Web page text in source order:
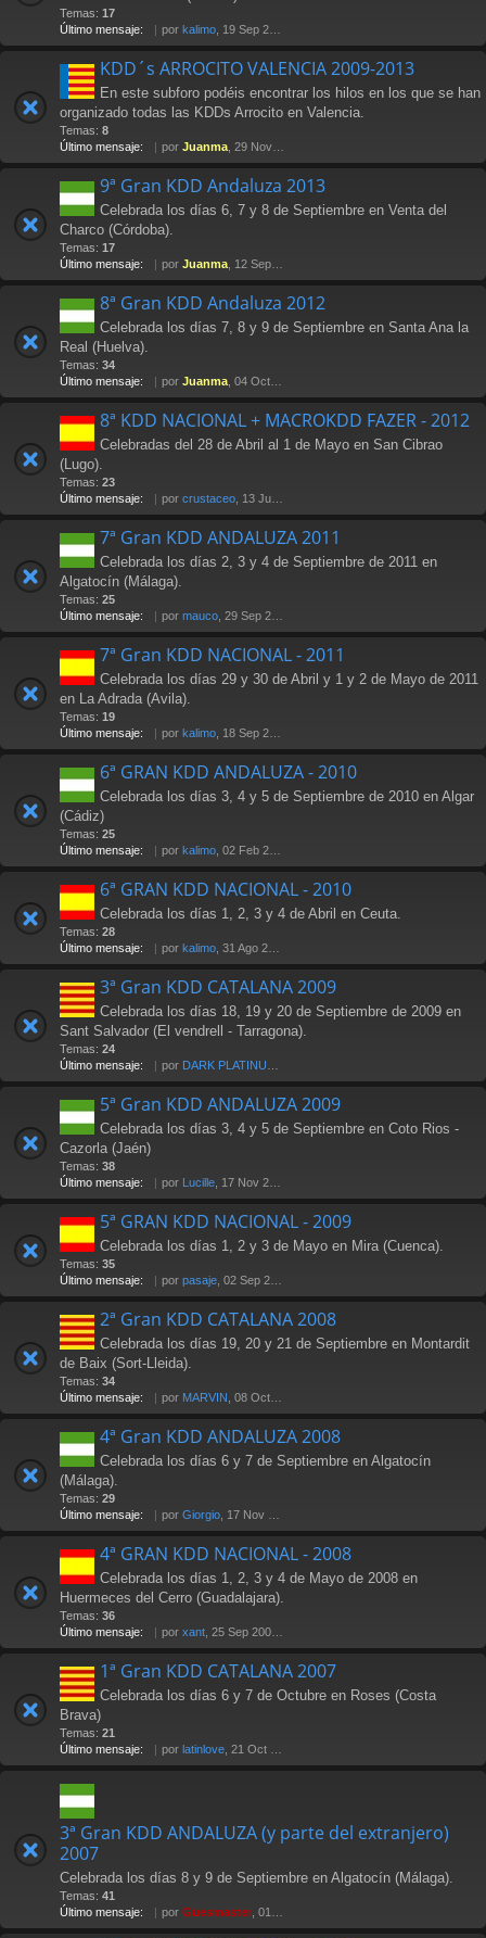
Temas: 17
Último mensaje:
por kalimo , 19 Sep 2014 20:50
KDD´s ARROCITO VALENCIA 2009-2013
En este subforo podéis encontrar los hilos en los que se han
organizado todas las KDDs Arrocito en Valencia.
Temas: 8
Último mensaje:
por Juanma , 29 Nov 2013 14:01
9ª Gran KDD Andaluza 2013
Celebrada los días 6, 7 y 8 de Septiembre en Venta del
Charco (Córdoba).
Temas: 17
Último mensaje:
por Juanma , 12 Sep 2013 22:52
8ª Gran KDD Andaluza 2012
Celebrada los días 7, 8 y 9 de Septiembre en Santa Ana la
Real (Huelva).
Temas: 34
Último mensaje:
por Juanma , 04 Oct 2012 15:24
8ª KDD NACIONAL + MACROKDD FAZER - 2012
Celebradas del 28 de Abril al 1 de Mayo en San Cibrao
(Lugo).
Temas: 23
Último mensaje:
por crustaceo , 13 Jul 2012 21:36
7ª Gran KDD ANDALUZA 2011
Celebrada los días 2, 3 y 4 de Septiembre de 2011 en
Algatocín (Málaga).
Temas: 25
Último mensaje:
por mauco , 29 Sep 2011 02:15
7ª Gran KDD NACIONAL - 2011
Celebrada los días 29 y 30 de Abril y 1 y 2 de Mayo de 2011
en La Adrada (Avila).
Temas: 19
Último mensaje:
por kalimo , 18 Sep 2011 23:36
6ª GRAN KDD ANDALUZA - 2010
Celebrada los días 3, 4 y 5 de Septiembre de 2010 en Algar
(Cádiz)
Temas: 25
Último mensaje:
por kalimo , 02 Feb 2011 16:01
6ª GRAN KDD NACIONAL - 2010
Celebrada los días 1, 2, 3 y 4 de Abril en Ceuta.
Temas: 28
Último mensaje:
por kalimo , 31 Ago 2010 18:03
3ª Gran KDD CATALANA 2009
Celebrada los días 18, 19 y 20 de Septiembre de 2009 en
Sant Salvador (El vendrell - Tarragona).
Temas: 24
Último mensaje:
por DARK PLATINUM
5ª Gran KDD ANDALUZA 2009
Celebrada los días 3, 4 y 5 de Septiembre en Coto Rios -
Cazorla (Jaén)
Temas: 38
Último mensaje:
por Lucille , 17 Nov 2009 18:20
5ª GRAN KDD NACIONAL - 2009
Celebrada los días 1, 2 y 3 de Mayo en Mira (Cuenca).
Temas: 35
Último mensaje:
por pasaje , 02 Sep 2010 16:44
2ª Gran KDD CATALANA 2008
Celebrada los días 19, 20 y 21 de Septiembre en Montardit
de Baix (Sort-Lleida).
Temas: 34
Último mensaje:
por MARVIN , 08 Oct 2008 09:59
4ª Gran KDD ANDALUZA 2008
Celebrada los días 6 y 7 de Septiembre en Algatocín
(Málaga).
Temas: 29
Último mensaje:
por Giorgio , 17 Nov 2009 22:01
4ª GRAN KDD NACIONAL - 2008
Celebrada los días 1, 2, 3 y 4 de Mayo de 2008 en
Huermeces del Cerro (Guadalajara).
Temas: 36
Último mensaje:
por xant , 25 Sep 2008 11:02
1ª Gran KDD CATALANA 2007
Celebrada los días 6 y 7 de Octubre en Roses (Costa
Brava)
Temas: 21
Último mensaje:
por latinlove , 21 Oct 2007 20:28
3ª Gran KDD ANDALUZA (y parte del extranjero)
2007
Celebrada los días 8 y 9 de Septiembre en Algatocín (Málaga).
Temas: 41
Último mensaje:
por Güesmaster , 01 Oct 2007 02:36